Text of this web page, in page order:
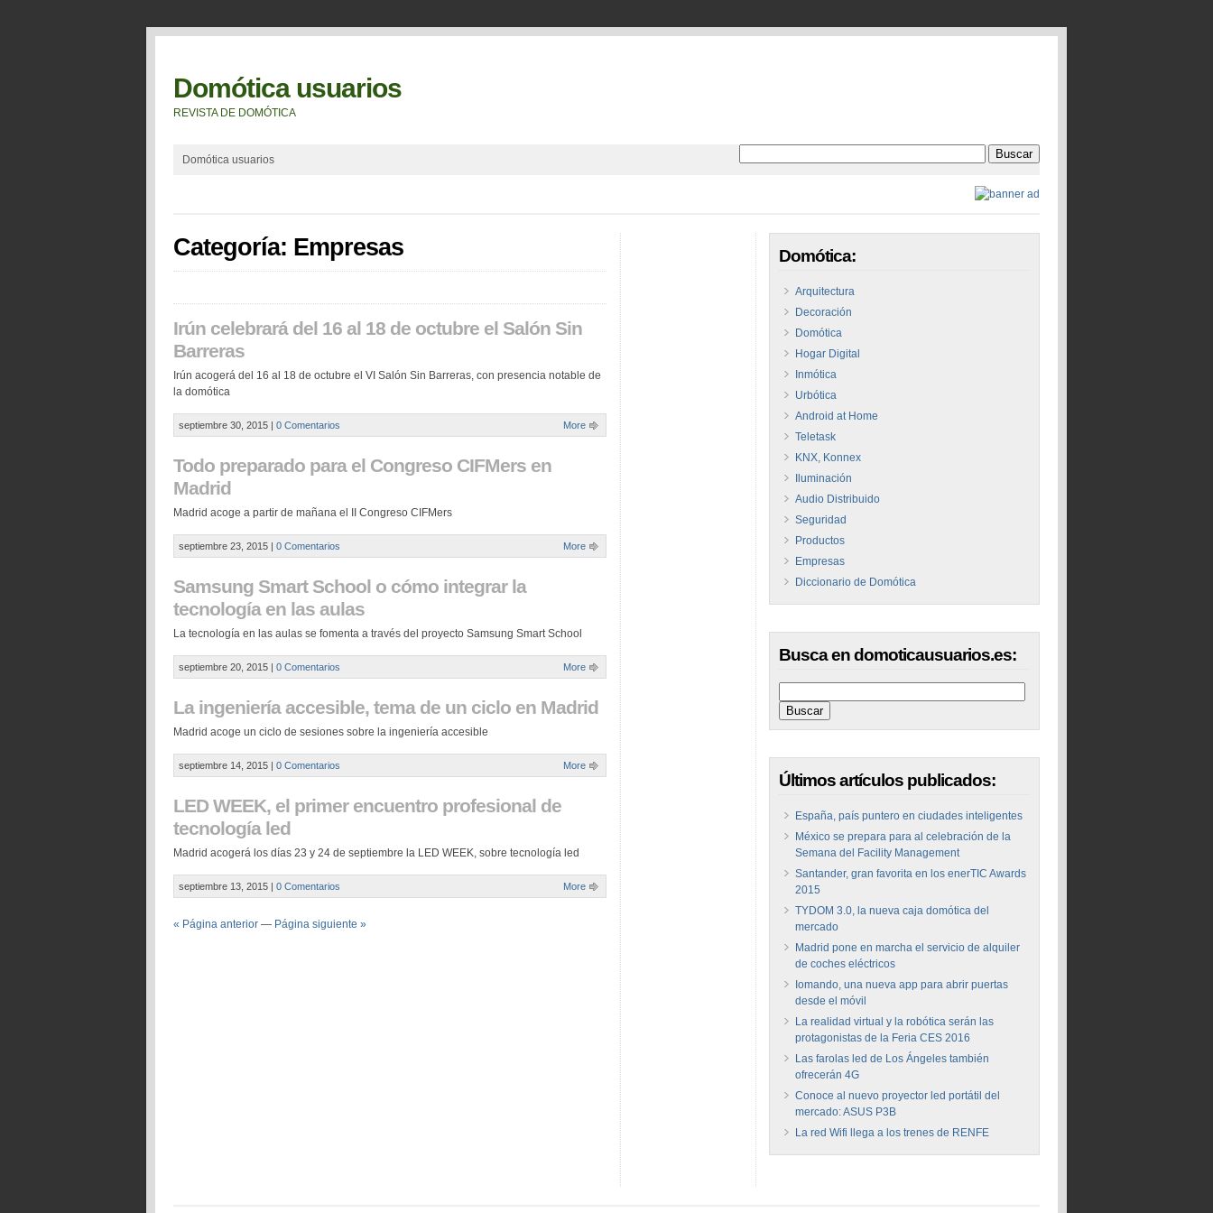
Domótica usuarios
REVISTA DE DOMÓTICA
Domótica usuarios
Categoría: Empresas
Irún celebrará del 16 al 18 de octubre el Salón Sin
Barreras
Irún acogerá del 16 al 18 de octubre el VI Salón Sin Barreras, con presencia notable de
la domótica
septiembre 30, 2015 | 0 Comentarios More
Todo preparado para el Congreso CIFMers en
Madrid
Madrid acoge a partir de mañana el II Congreso CIFMers
septiembre 23, 2015 | 0 Comentarios More
Samsung Smart School o cómo integrar la
tecnología en las aulas
La tecnología en las aulas se fomenta a través del proyecto Samsung Smart School
septiembre 20, 2015 | 0 Comentarios More
La ingeniería accesible, tema de un ciclo en Madrid
Madrid acoge un ciclo de sesiones sobre la ingeniería accesible
septiembre 14, 2015 | 0 Comentarios More
LED WEEK, el primer encuentro profesional de
tecnología led
Madrid acogerá los días 23 y 24 de septiembre la LED WEEK, sobre tecnología led
septiembre 13, 2015 | 0 Comentarios More
« Página anterior — Página siguiente »
Domótica:
Arquitectura
Decoración
Domótica
Hogar Digital
Inmótica
Urbótica
Android at Home
Teletask
KNX, Konnex
Iluminación
Audio Distribuido
Seguridad
Productos
Empresas
Diccionario de Domótica
Busca en domoticausuarios.es:
Últimos artículos publicados:
España, país puntero en ciudades inteligentes
México se prepara para al celebración de la
Semana del Facility Management
Santander, gran favorita en los enerTIC Awards
2015
TYDOM 3.0, la nueva caja domótica del
mercado
Madrid pone en marcha el servicio de alquiler
de coches eléctricos
Iomando, una nueva app para abrir puertas
desde el móvil
La realidad virtual y la robótica serán las
protagonistas de la Feria CES 2016
Las farolas led de Los Ángeles también
ofrecerán 4G
Conoce al nuevo proyector led portátil del
mercado: ASUS P3B
La red Wifi llega a los trenes de RENFE